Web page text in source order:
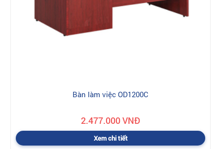
Bàn làm việc OD1200C
2.477.000 VNĐ
Xem chi tiết